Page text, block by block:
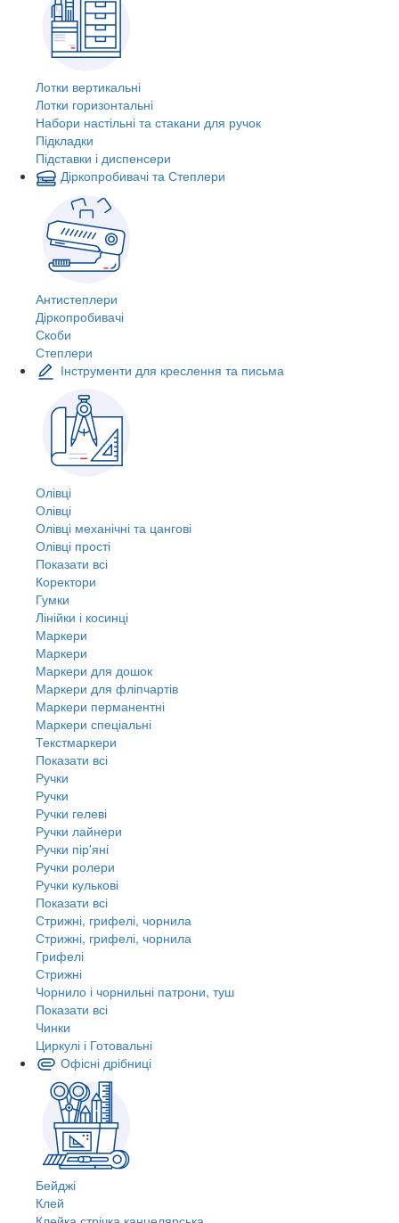
Лотки вертикальні
Лотки горизонтальні
Набори настільні та стакани для ручок
Підкладки
Підставки і диспенсери
Діркопробивачі та Степлери
Антистеплери
Діркопробивачі
Скоби
Степлери
Інструменти для креслення та письма
Олівці
Олівці
Олівці механічні та цангові
Олівці прості
Показати всі
Коректори
Гумки
Лінійки і косинці
Маркери
Маркери
Маркери для дошок
Маркери для фліпчартів
Маркери перманентні
Маркери спеціальні
Текстмаркери
Показати всі
Ручки
Ручки
Ручки гелеві
Ручки лайнери
Ручки пір'яні
Ручки ролери
Ручки кулькові
Показати всі
Стрижні, грифелі, чорнила
Стрижні, грифелі, чорнила
Грифелі
Стрижні
Чорнило і чорнильні патрони, туш
Показати всі
Чинки
Циркулі і Готовальні
Офісні дрібниці
Бейджі
Клей